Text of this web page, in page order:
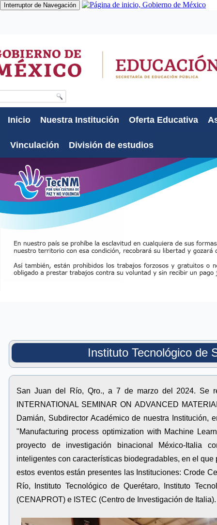
Interruptor de Navegación
Inicio Nuestra Institución Oferta Educativa
Vinculación División de estudios
Instituto Tecnológico de
San Juan del Río, Qro., a 7 de marzo del 2024. Se
INTERNATIONAL SEMINAR ON ADVANCED
Damián, Subdirector Académico de nuestra Institución,
"Manufacturing process optimization with Machine
proyecto de investigación binacional México-Italia
inteligentes con características biodegradables, en el
estos eventos están presentes las Instituciones: Crode
Río, Instituto Tecnológico de Querétaro, Instituto
(CENAPROT) e ISTEC (Centro de Investigación de Italia).